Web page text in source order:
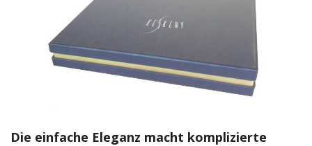
Die einfache Eleganz macht komplizierte